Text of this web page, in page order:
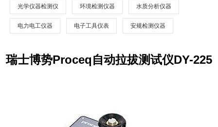
光学仪器检测仪 环境检测仪器 水质分析仪器
电力电工仪器 电子工具仪表 安规检测仪器
瑞士博势Proceq自动拉拔测试仪DY-225